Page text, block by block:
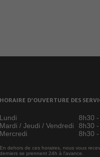
HORAIRE D’OUVERTURE DES
Lundi
8h30
Mardi / Jeudi / Vendredi
8h30
Mercredi
8h30
En dehors de ces horaires, nous vous
derniers se prennent 24h à l’avance.